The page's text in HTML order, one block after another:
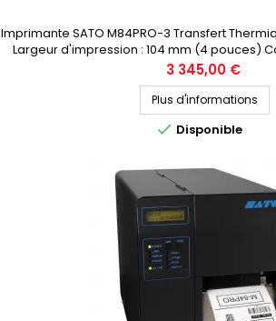
Imprimante SATO M84PRO-3 Transfert
Largeur d'impression : 104 mm (4 pouces)
public (avant remise) : 3345€ HT
personnalisé
Prix
3 345,00 €
Plus d'informations
 Disponible